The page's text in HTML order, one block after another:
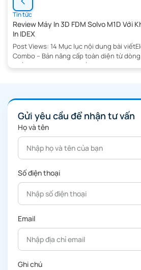
Tin tức
Review Máy In 3D FDM Solvo M1D Với
In IDEX
Post Views: 14 Mục lục nội dung bài
Combo – Bản nâng cấp toàn diện từ
thống CANVAS: Cách tiếp cận in đa màu
Gửi yêu cầu để nhận tư vấn
Họ và tên
Số điện thoại
Email
Ghi chú